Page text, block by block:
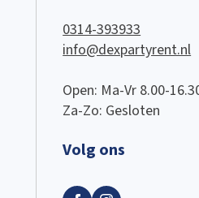
0314-393933
info@dexpartyrent.nl
Open: Ma-Vr 8.00-
Za-Zo: Gesloten
Volg ons